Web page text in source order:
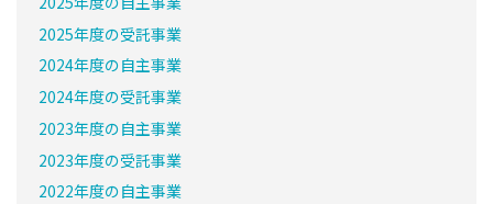
2025年度の受託事業
2024年度の自主事業
2024年度の受託事業
2023年度の自主事業
2023年度の受託事業
2022年度の自主事業